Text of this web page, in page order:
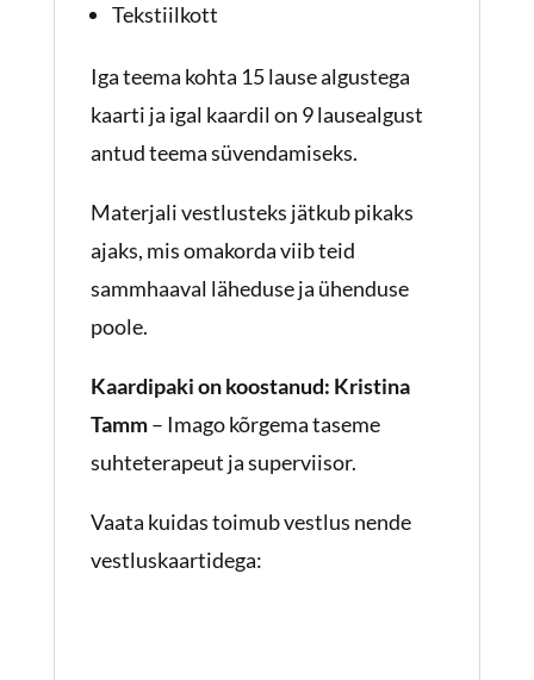
Tekstiilkott
Iga teema kohta 15 lause algustega
kaarti ja igal kaardil on 9 lausealgust
antud teema süvendamiseks.
Materjali vestlusteks jätkub pikaks
ajaks, mis omakorda viib teid
sammhaaval läheduse ja ühenduse
poole.
Kaardipaki on koostanud: Kristina
Tamm– Imago kõrgema taseme
suhteterapeut ja superviisor.
Vaata kuidas toimub vestlus nende
vestluskaartidega: